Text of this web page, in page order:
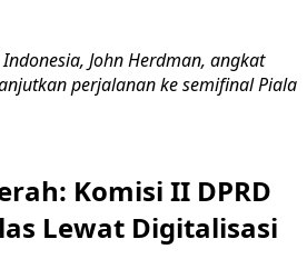
Indonesia, John Herdman, angkat
perjalanan ke semifinal Piala
Komisi II DPRD
Lewat Digitalisasi